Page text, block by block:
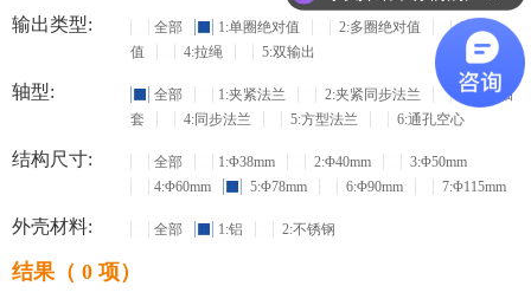
输出类型: 全部 1:单圈绝对值 2:多圈绝对值
3:增量
值
4:拉绳 5:双输出
轴型: 全部 1:夹紧法兰 2:夹紧同步法兰
3:盲孔轴
套
4:同步法兰 5:方型法兰 6:通孔空心
结构尺寸: 全部 1:Φ38mm 2:Φ40mm
3:Φ50mm
4:Φ60mm
5:Φ78mm 6:Φ90mm 7:Φ115mm
外壳材料: 全部 1:铝 2:不锈钢
结果（ 0 项）